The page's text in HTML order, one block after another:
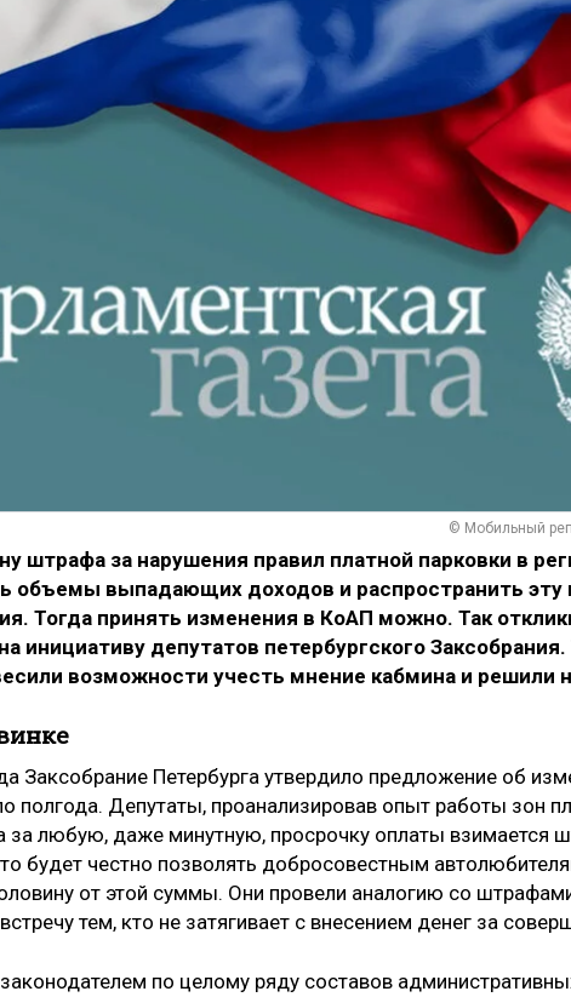
© Мобильный
штрафа за нарушения правил платной парковки в
объемы выпадающих доходов и распространить эту
Тогда принять изменения в КоАП можно. Так
инициативу депутатов петербургского
возможности учесть мнение кабмина и решили
Заксобрание Петербурга утвердило предложение об
полгода. Депутаты, проанализировав опыт работы зон
за любую, даже минутную, просрочку оплаты взимается
будет честно позволять добросовестным
от этой суммы. Они провели аналогию со
тем, кто не затягивает с внесением денег за
по целому ряду составов